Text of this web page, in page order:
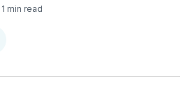
min read